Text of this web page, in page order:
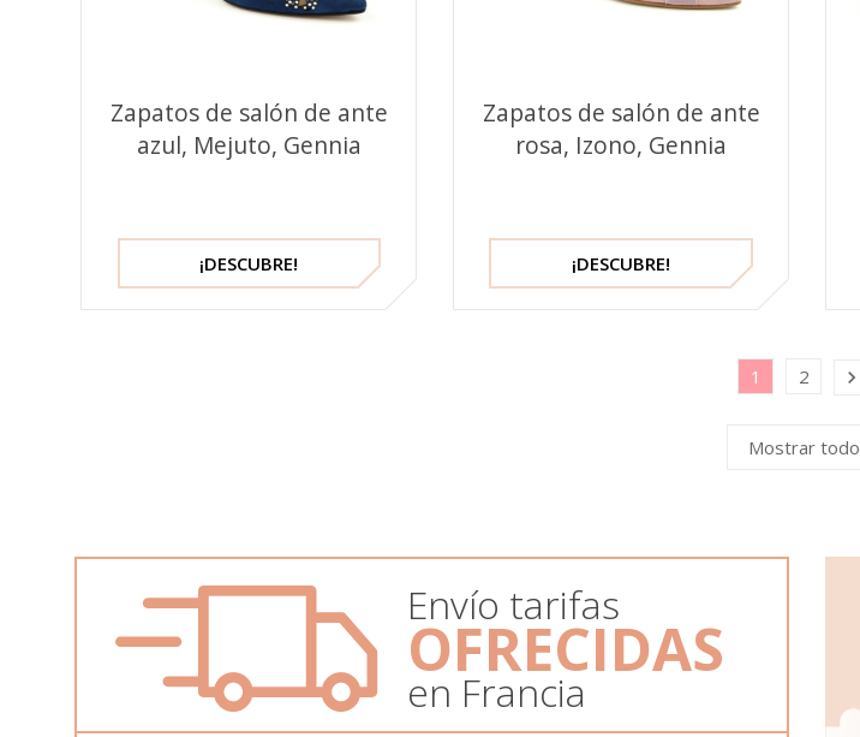
Zapatos de salón de ante
azul, Mejuto, Gennia
¡DESCUBRE!
Zapatos de salón de ante
rosa, Izono, Gennia
¡DESCUBRE!
1 2 
Mostrar todo
Envío tarifas
OFRECIDAS
en Francia